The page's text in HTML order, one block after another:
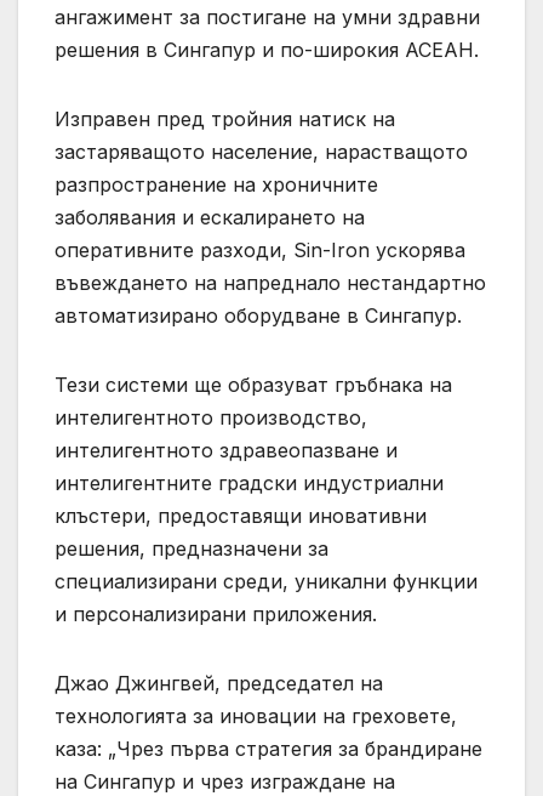
ангажимент за постигане на умни здравни
решения в Сингапур и по-широкия АСЕАН.
Изправен пред тройния натиск на
застаряващото население, нарастващото
разпространение на хроничните
заболявания и ескалирането на
оперативните разходи, Sin-Iron ускорява
въвеждането на напреднало нестандартно
автоматизирано оборудване в Сингапур.
Тези системи ще образуват гръбнака на
интелигентното производство,
интелигентното здравеопазване и
интелигентните градски индустриални
клъстери, предоставящи иновативни
решения, предназначени за
специализирани среди, уникални функции
и персонализирани приложения.
Джао Джингвей, председател на
технологията за иновации на греховете,
каза: „Чрез първа стратегия за брандиране
на Сингапур и чрез изграждане на